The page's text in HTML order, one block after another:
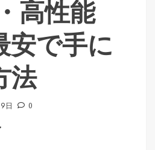
高性能
安で手に
法
日 0